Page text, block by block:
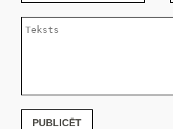
PUBLICĒT